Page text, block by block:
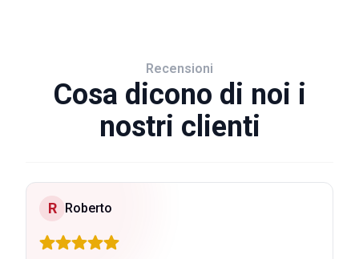
Recensioni
Cosa dicono di noi i
nostri clienti
R Roberto